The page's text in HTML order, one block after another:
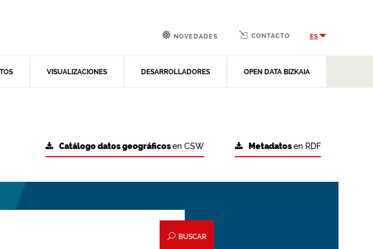
VISUALIZACIONES DESARROLLADORES OPEN DATA BIZKAIA
NOVEDADES CONTACTO ES
Metadatosen RDF
Catálogo datos geográficosen CSW
BUSCAR